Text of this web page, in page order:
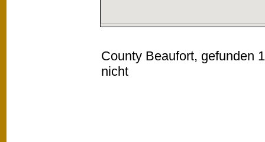
County Beaufort, gefunden
nicht